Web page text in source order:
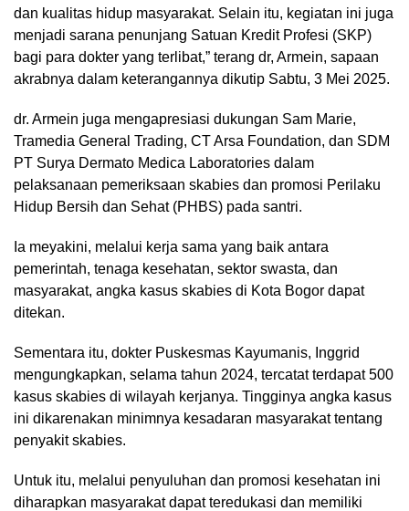
dan kualitas hidup masyarakat. Selain itu, kegiatan ini juga
menjadi sarana penunjang Satuan Kredit Profesi (SKP)
bagi para dokter yang terlibat,” terang dr, Armein, sapaan
akrabnya dalam keterangannya dikutip Sabtu, 3 Mei 2025.
dr. Armein juga mengapresiasi dukungan Sam Marie,
Tramedia General Trading, CT Arsa Foundation, dan SDM
PT Surya Dermato Medica Laboratories dalam
pelaksanaan pemeriksaan skabies dan promosi Perilaku
Hidup Bersih dan Sehat (PHBS) pada santri.
Ia meyakini, melalui kerja sama yang baik antara
pemerintah, tenaga kesehatan, sektor swasta, dan
masyarakat, angka kasus skabies di Kota Bogor dapat
ditekan.
Sementara itu, dokter Puskesmas Kayumanis, Inggrid
mengungkapkan, selama tahun 2024, tercatat terdapat 500
kasus skabies di wilayah kerjanya. Tingginya angka kasus
ini dikarenakan minimnya kesadaran masyarakat tentang
penyakit skabies.
Untuk itu, melalui penyuluhan dan promosi kesehatan ini
diharapkan masyarakat dapat teredukasi dan memiliki